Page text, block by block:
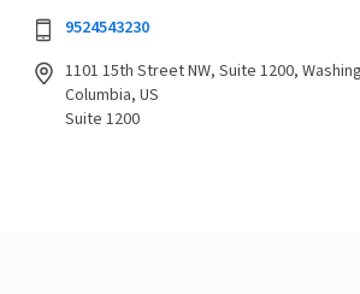
9524543230
1101 15th Street NW, Suite 1200,
Columbia, US
Suite 1200